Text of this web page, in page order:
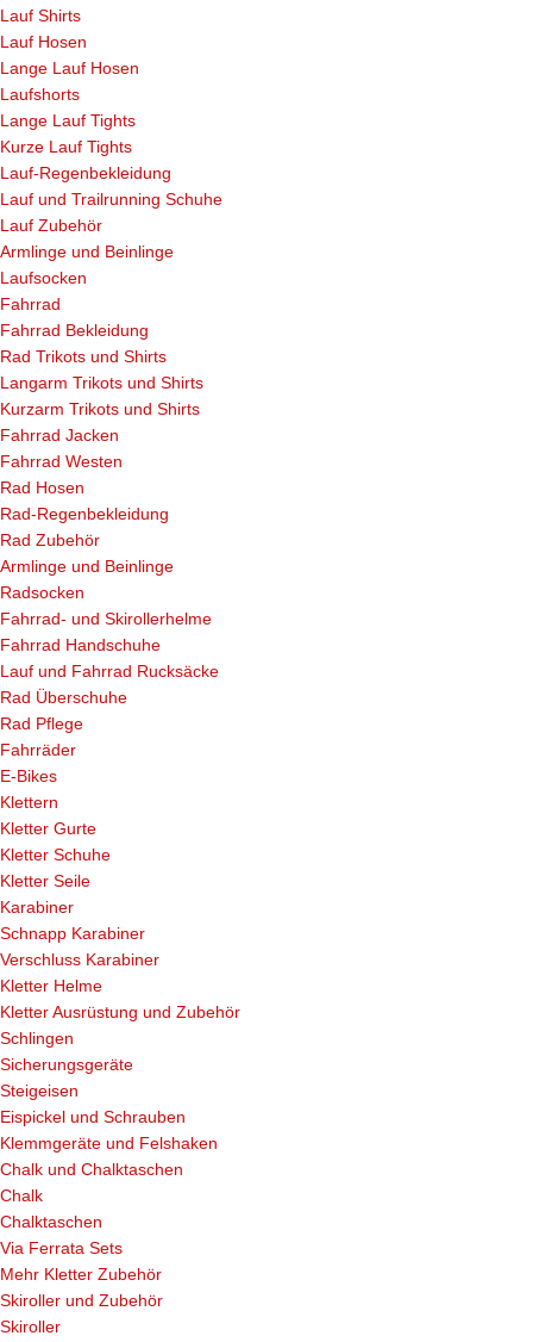
Lauf Shirts
Lauf Hosen
Lange Lauf Hosen
Laufshorts
Lange Lauf Tights
Kurze Lauf Tights
Lauf-Regenbekleidung
Lauf und Trailrunning Schuhe
Lauf Zubehör
Armlinge und Beinlinge
Laufsocken
Fahrrad
Fahrrad Bekleidung
Rad Trikots und Shirts
Langarm Trikots und Shirts
Kurzarm Trikots und Shirts
Fahrrad Jacken
Fahrrad Westen
Rad Hosen
Rad-Regenbekleidung
Rad Zubehör
Armlinge und Beinlinge
Radsocken
Fahrrad- und Skirollerhelme
Fahrrad Handschuhe
Lauf und Fahrrad Rucksäcke
Rad Überschuhe
Rad Pflege
Fahrräder
E-Bikes
Klettern
Kletter Gurte
Kletter Schuhe
Kletter Seile
Karabiner
Schnapp Karabiner
Verschluss Karabiner
Kletter Helme
Kletter Ausrüstung und Zubehör
Schlingen
Sicherungsgeräte
Steigeisen
Eispickel und Schrauben
Klemmgeräte und Felshaken
Chalk und Chalktaschen
Chalk
Chalktaschen
Via Ferrata Sets
Mehr Kletter Zubehör
Skiroller und Zubehör
Skiroller